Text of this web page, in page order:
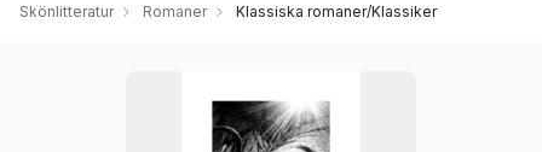
Skönlitteratur Romaner Klassiska romaner/Klassiker